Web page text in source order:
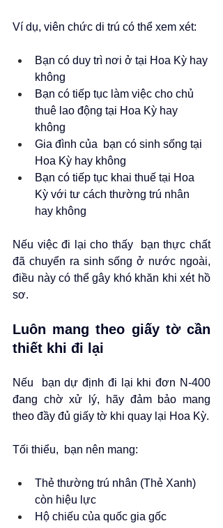
Ví dụ, viên chức di trú có thể xem xét:
Bạn có duy trì nơi ở tại Hoa Kỳ hay
không
Bạn có tiếp tục làm việc cho chủ
thuê lao động tại Hoa Kỳ hay
không
Gia đình của  bạn có sinh sống tại
Hoa Kỳ hay không
Bạn có tiếp tục khai thuế tại Hoa
Kỳ với tư cách thường trú nhân
hay không
Nếu việc đi lại cho thấy  bạn thực chất
đã chuyển ra sinh sống ở nước ngoài,
điều này có thể gây khó khăn khi xét hồ
sơ.
Luôn mang theo giấy tờ cần
thiết khi đi lại
Nếu  bạn dự định đi lại khi đơn N-400
đang chờ xử lý, hãy đảm bảo mang
theo đầy đủ giấy tờ khi quay lại Hoa Kỳ.
Tối thiểu,  bạn nên mang:
Thẻ thường trú nhân (Thẻ Xanh)
còn hiệu lực
Hộ chiếu của quốc gia gốc